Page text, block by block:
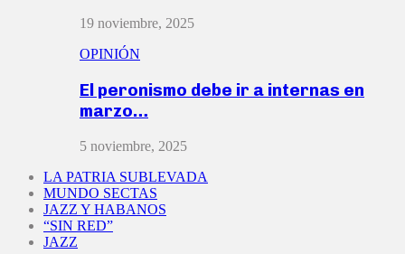
19 noviembre, 2025
OPINIÓN
El peronismo debe ir a internas en
marzo…
5 noviembre, 2025
LA PATRIA SUBLEVADA
MUNDO SECTAS
JAZZ Y HABANOS
“SIN RED”
JAZZ